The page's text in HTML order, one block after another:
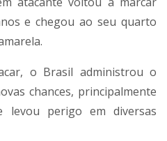
e chegou ao seu quarto
o Brasil administrou o
chances, principalmente
levou perigo em diversas